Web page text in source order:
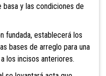
y las condiciones de
fundada, establecerá los
bases de arreglo para una
los incisos anteriores.